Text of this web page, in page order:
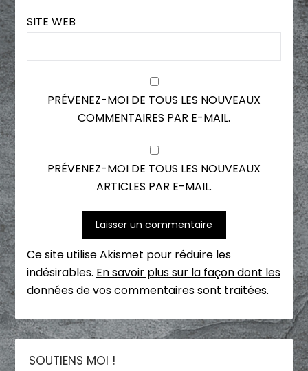
SITE WEB
PRÉVENEZ-MOI DE TOUS LES NOUVEAUX
COMMENTAIRES PAR E-MAIL.
PRÉVENEZ-MOI DE TOUS LES NOUVEAUX
ARTICLES PAR E-MAIL.
Ce site utilise Akismet pour réduire les
indésirables. En savoir plus sur la façon dont les
données de vos commentaires sont traitées.
SOUTIENS MOI !